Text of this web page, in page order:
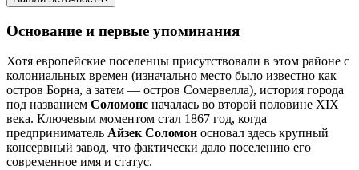
Основание и первые упоминания
Хотя европейские поселенцы присутствовали в этом районе с
колониальных времен (изначально место было известно как
остров Борна, а затем — остров Сомервелла), история города
под названием Соломонс началась во второй половине XIX
века. Ключевым моментом стал 1867 год, когда
предприниматель Айзек Соломон основал здесь крупный
консервный завод, что фактически дало поселению его
современное имя и статус.